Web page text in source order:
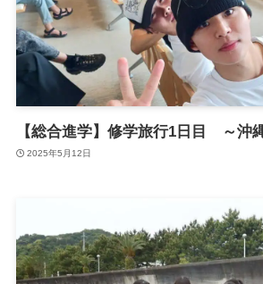
【総合進学】修学旅行1日目 ～沖
2025年5月12日